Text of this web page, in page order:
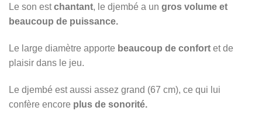
Le son estchantant, le djembé a un gros volume et
beaucoup de puissance.
Le large diamètre apporte beaucoup de confort et de
plaisir dans le jeu.
Le djembé est aussi assez grand (67 cm), ce qui lui
confère encore plus de sonorité.